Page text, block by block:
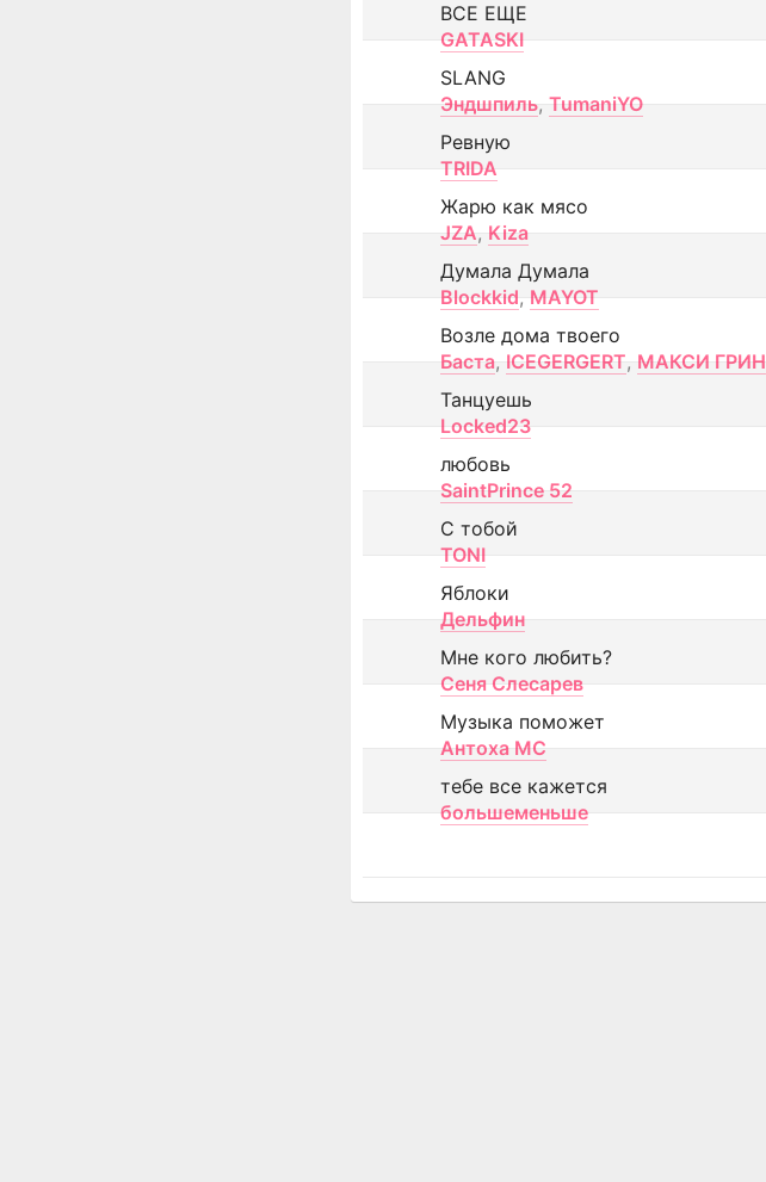
ВСЕ ЕЩЕ
GATASKI
SLANG
Эндшпиль, TumaniYO
Ревную
TRIDA
Жарю как мясо
JZA, Kiza
Думала Думала
Blockkid, MAYOT
Возле дома твоего
Баста, ICEGERGERT, МАКСИ ГРИН
Танцуешь
Locked23
любовь
SaintPrince 52
С тобой
TONI
Яблоки
Дельфин
Мне кого любить?
Сеня Слесарев
Музыка поможет
Антоха МС
тебе все кажется
большеменьше